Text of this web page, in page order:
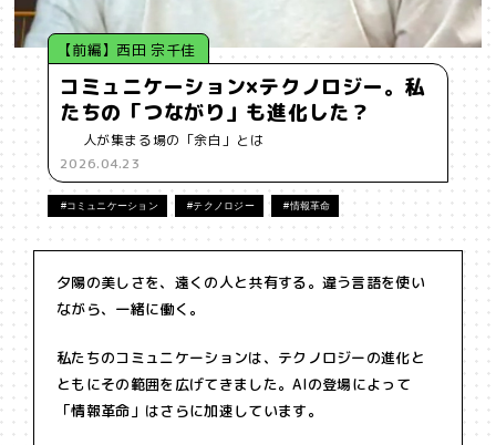
【前編】西田 宗千佳
コミュニケーション×テクノロジー。私
たちの「つながり」も進化した？
人が集まる場の「余白」とは
2026.04.23
#コミュニケーション #テクノロジー #情報革命
夕陽の美しさを、遠くの人と共有する。違う言語を使い
ながら、一緒に働く。
私たちのコミュニケーションは、テクノロジーの進化と
ともにその範囲を広げてきました。AIの登場によって
「情報革命」はさらに加速しています。